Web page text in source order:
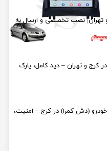
و تهران| نصب تخصصی و ارسال به
۳۶۰ درجه خودرو در کرج و تهران – دید کامل، پارک
(دش کمرا) در کرج – امنیت،